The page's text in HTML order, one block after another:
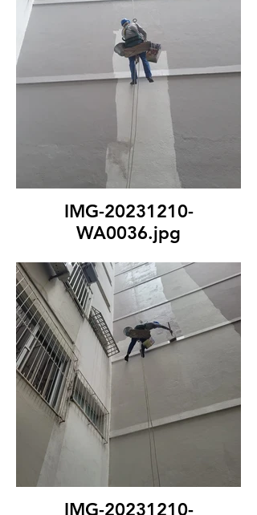
IMG-20231210-
WA0036.jpg
IMG-20231210-